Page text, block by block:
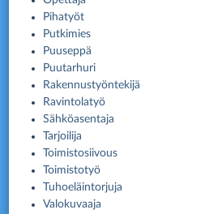
Pihatyöt
Putkimies
Puuseppä
Puutarhuri
Rakennustyöntekijä
Ravintolatyö
Sähköasentaja
Tarjoilija
Toimistosiivous
Toimistotyö
Tuhoeläintorjuja
Valokuvaaja